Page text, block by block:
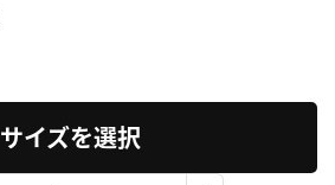
サイズを選択